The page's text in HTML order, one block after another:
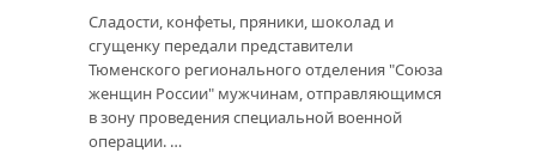
Сладости, конфеты, пряники, шоколад и
сгущенку передали представители
Тюменского регионального отделения "Союза
женщин России" мужчинам, отправляющимся
в зону проведения специальной военной
операции. …